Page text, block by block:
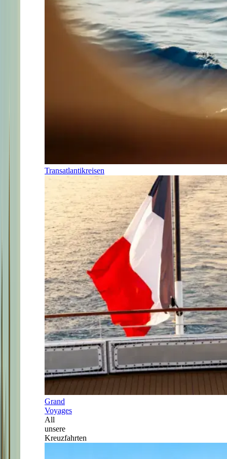
Transatlantikreisen
Grand
Voyages
All
unsere
Kreuzfahrten